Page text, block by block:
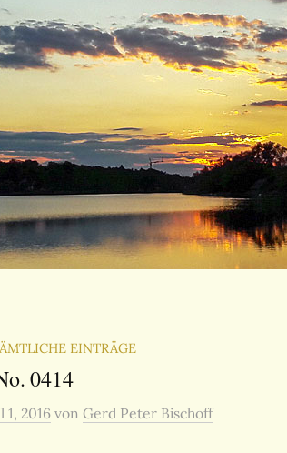
EINTRÄGE
0414
1, 2016 von Gerd Peter Bischoff